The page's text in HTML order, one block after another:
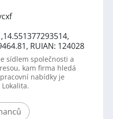
RUIAN: 124028
sídlem společnosti a
kam firma hledá
nabídky je